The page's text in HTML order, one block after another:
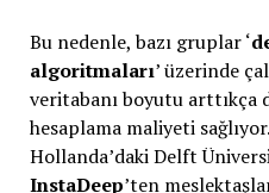
Bu nedenle, bazı gruplar ‘
algoritmaları’ üzerinde
veritabanı boyutu arttıkça
hesaplama maliyeti
Hollanda’daki Delft
InstaDeep’ten